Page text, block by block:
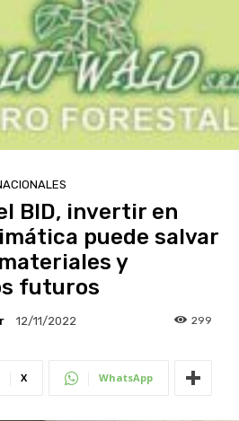
BID, invertir en
puede salvar
y
futuros
12/11/2022 299
X WhatsApp